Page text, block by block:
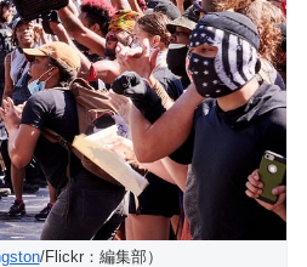
/Flickr：編集部）